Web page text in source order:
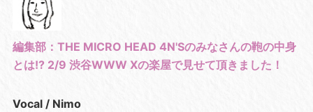
編集部：THE MICRO HEAD 4N'Sのみなさんの鞄の中身
とは!? 2/9 渋谷WWW Xの楽屋で見せて頂きました！
Vocal / Nimo